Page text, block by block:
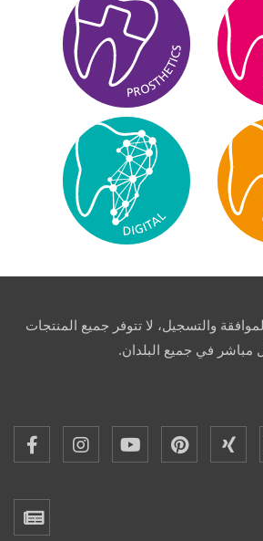
والتسجيل، لا تتوفر جميع المنتجات
مباشر في جميع البلدان.